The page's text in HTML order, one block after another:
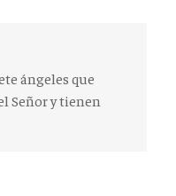
ángeles que
Señor y tienen